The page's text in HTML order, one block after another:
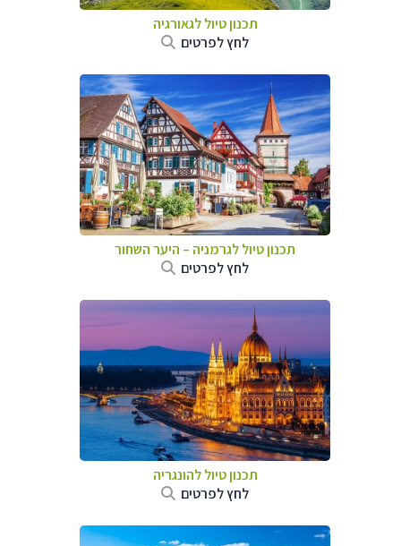
תכנון טיול לגאורגיה
לחץ לפרטים
תכנון טיול לגרמניה – היער השחור
לחץ לפרטים
תכנון טיול להונגריה
לחץ לפרטים